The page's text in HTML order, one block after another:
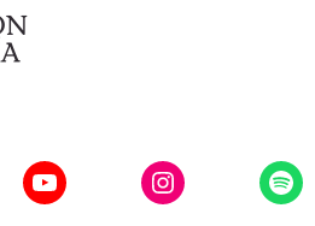
YouTubeInstagram